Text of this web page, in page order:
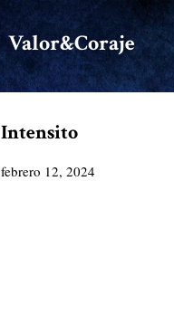
Valor&Coraje
Intensito
febrero 12, 2024